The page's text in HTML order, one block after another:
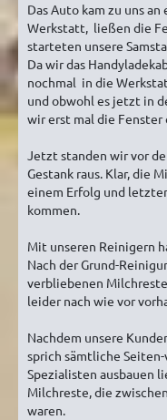
Das Auto kam zu uns
Werkstatt, ließen die
starteten unsere
Da wir das
nochmal in die
und obwohl es jetzt in
wir erst mal die
Jetzt standen wir vor
Gestank raus. Klar, die
einem Erfolg und
kommen.
Mit unseren Reinigern
Nach der Grund-
verbliebenen
leider nach wie vor
Nachdem unsere
sprich sämtliche
Spezialisten ausbauen
Milchreste, die
waren.